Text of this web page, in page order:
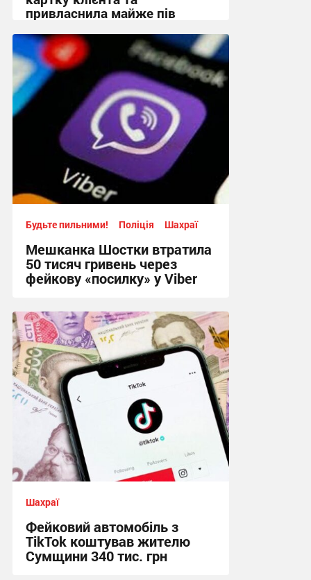
привласнила майже пів
17:41, 4.08.2026
Будьте пильними! Поліція Шахраї
Мешканка Шостки втратила
50 тисяч гривень через
фейкову «посилку» у Viber
11:24, 4.08.2026
Шахраї
Фейковий автомобіль з
TikTok коштував жителю
Сумщини 340 тис. грн